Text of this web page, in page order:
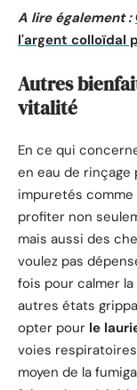
A lire également :
l'argent colloïdal
Autres
vitalité
En ce qui
en eau de rinçage
impuretés comme
profiter non
mais aussi des
voulez pas
fois pour calmer
autres états
opter pour le
voies
moyen de la